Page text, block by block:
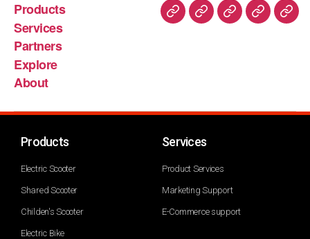
Products
Services
Partners
Explore
About
Products
Electric Scooter
Shared Scooter
Childen's Scooter
Electric Bike
Services
Product Services
Marketing Support
E-Commerce support